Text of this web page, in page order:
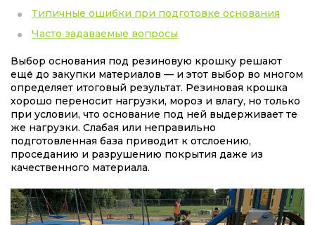
Типичные ошибки при подготовке основания
Часто задаваемые вопросы
Выбор основания под резиновую крошку решают
ещё до закупки материалов — и этот выбор во многом
определяет итоговый результат. Резиновая крошка
хорошо переносит нагрузки, мороз и влагу, но только
при условии, что основание под ней выдерживает те
же нагрузки. Слабая или неправильно
подготовленная база приводит к отслоению,
проседанию и разрушению покрытия даже из
качественного материала.